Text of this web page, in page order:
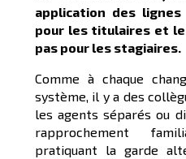
application des
pour les titulaires et
pas pour les stagiaires.
Comme à chaque
système, il y a des
les agents séparés ou
rapprochement
pratiquant la garde